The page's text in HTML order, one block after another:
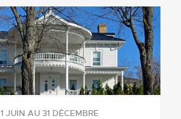
1 JUIN AU 31 DÉCEMBRE